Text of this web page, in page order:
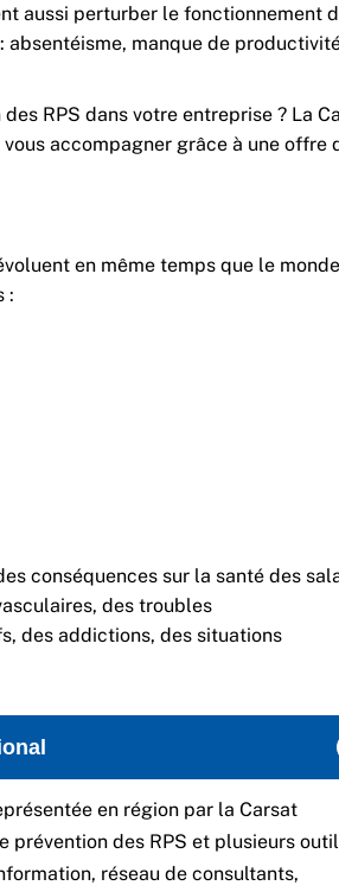
aussi perturber le fonctionnement
manque de
RPS dans votre entreprise ? La
accompagner grâce à une offre
en même temps que le
:
conséquences sur la santé des
des troubles
des addictions, des situations
en région par la Carsat
prévention des RPS et plusieurs
réseau de consultants,